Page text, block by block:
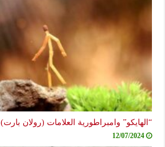
“الهايكو” وامبراطورية العلامات (رولان بارت)
12/07/2024